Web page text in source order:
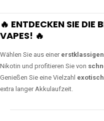
🔥 ENTDECKEN SIE DIE
VAPES! 🔥
Wählen Sie aus einer
Nikotin und profitieren Sie von
Genießen Sie eine Vielzahl
extra langer Akkulaufzeit.